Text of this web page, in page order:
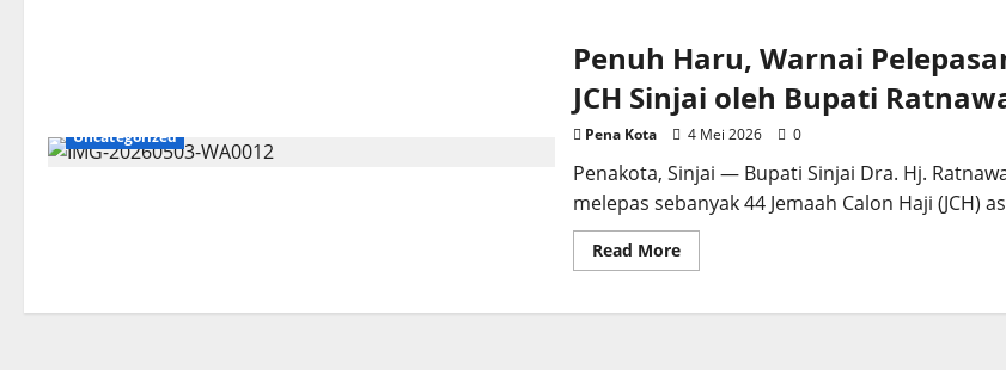
Uncategorized
Penuh Haru, Warnai
JCH Sinjai oleh Bupati
Pena Kota 4 Mei 2026 0
Penakota, Sinjai — Bupati Sinjai Dra. Hj.
melepas sebanyak 44 Jemaah Calon Haji (JCH)
Read MoreRead
more
Haru,